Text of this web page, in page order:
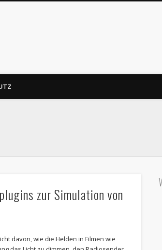
zur Simulation von
davon, wie die Helden in Filmen wie